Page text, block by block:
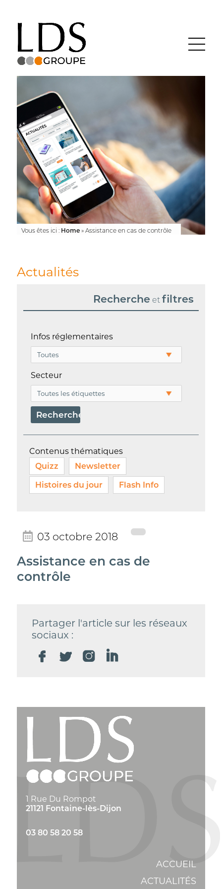
Actualités
Recrutement
Contact
Vous êtes ici : Home» Assistance en cas de contrôle
Actualités
Recherche etfiltres
Infos réglementaires
Secteur
Contenus thématiques
Quizz
Newsletter
Histoires du jour
Flash Info
03 octobre 2018
Assistance en cas de
contrôle
Partager l'article sur les réseaux
sociaux :
1 Rue Du Rompot
21121 Fontaine-lès-Dijon
03 80 58 20 58
ACCUEIL
ACTUALITÉS